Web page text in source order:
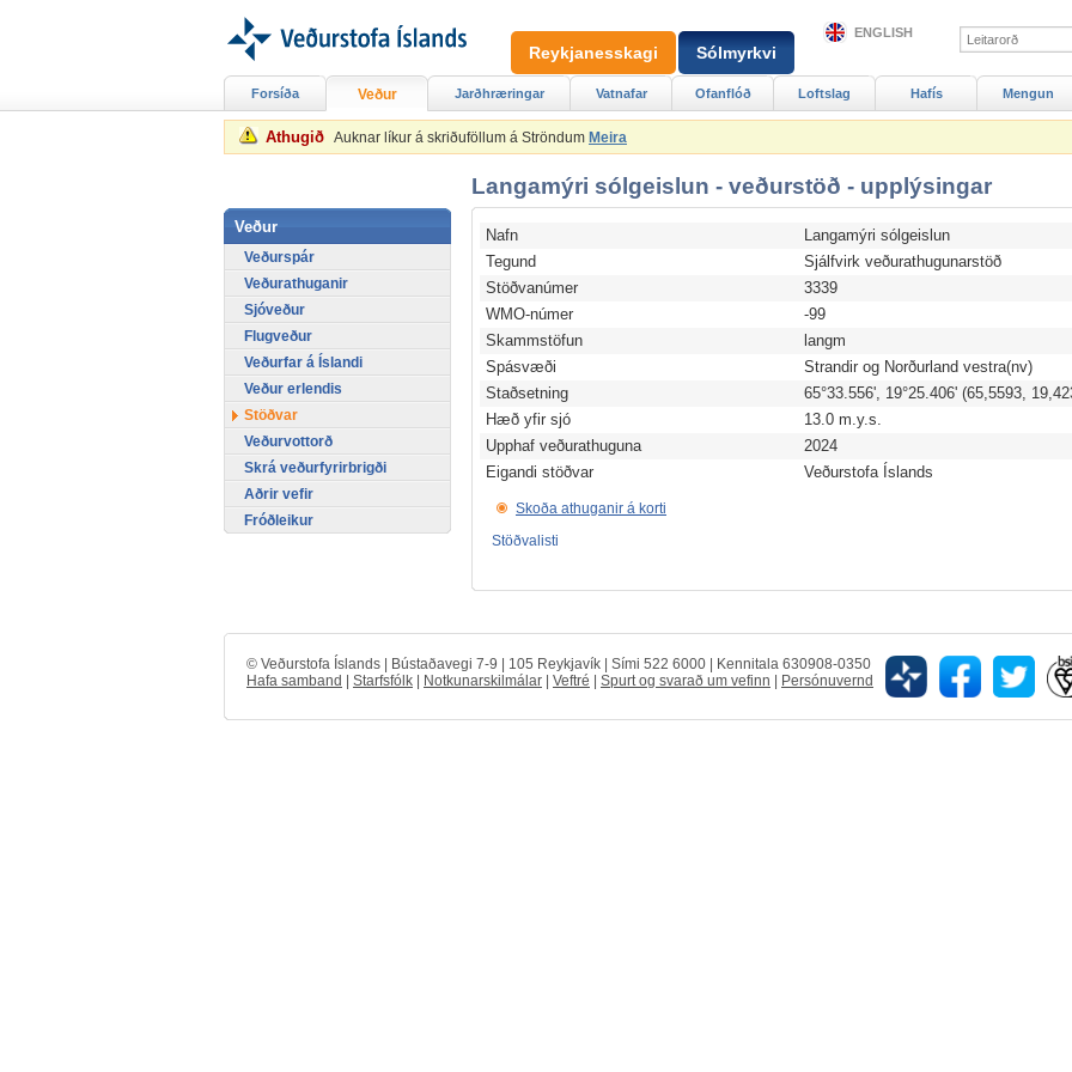
Athugið Auknar líkur á skriðuföllum á Ströndum Meira
Langamýri sólgeislun - veðurstöð - upplýsingar
Nafn
Langamýri sólgeislun
Tegund
Sjálfvirk veðurathugunarstöð
Stöðvanúmer
3339
WMO-númer
-99
Skammstöfun
langm
Spásvæði
Strandir og Norðurland vestra(nv)
Staðsetning
65°33.556', 19°25.406' (65,5593,
Hæð yfir sjó
13.0 m.y.s.
Upphaf veðurathuguna
2024
Eigandi stöðvar
Veðurstofa Íslands
Skoða athuganir á korti
Stöðvalisti
Forsíða Veður Jarðhræringar Vatnafar Ofanflóð Loftslag Hafís Mengun
Veður
Veðurspár
Veðurathuganir
Sjóveður
Flugveður
Veðurfar á Íslandi
Veður erlendis
Stöðvar
Veðurvottorð
Skrá veðurfyrirbrigði
Aðrir vefir
Fróðleikur
Reykjanesskagi Sólmyrkvi
ENGLISH
© Veðurstofa Íslands | Bústaðavegi 7-9 | 105 Reykjavík | Sími 522 6000 | Kennitala 630908-0350
Hafa samband | Starfsfólk | Notkunarskilmálar | Veftré | Spurt og svarað um vefinn | Persónuvernd